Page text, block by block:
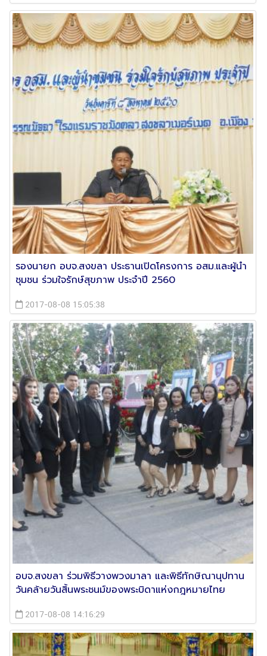
รองนายก อบจ.สงขลา ประธานเปิดโครงการ อสม.และผู้นำ
ชุมชน ร่วมใจรักษ์สุขภาพ ประจำปี 2560
2017-08-08 15:05:38
อบจ.สงขลา ร่วมพิธีวางพวงมาลา และพิธีทักษิณานุปทาน
วันคล้ายวันสิ้นพระชนม์ของพระบิดาแห่งกฎหมายไทย
2017-08-08 14:16:29